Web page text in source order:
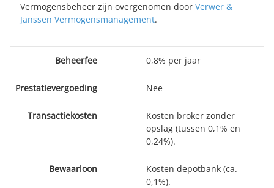
Vermogensbeheer zijn overgenomen door Verwer &
Janssen Vermogensmanagement.
Beheerfee 0,8% per jaar
Prestatievergoeding Nee
Transactiekosten
Kosten broker zonder
opslag (tussen 0,1% en
0,24%).
Bewaarloon
Kosten depotbank (ca.
0,1%).